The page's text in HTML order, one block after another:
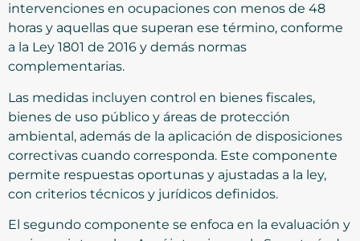
intervenciones en ocupaciones con menos de 48
horas y aquellas que superan ese término, conforme
a la Ley 1801 de 2016 y demás normas
complementarias.
Las medidas incluyen control en bienes fiscales,
bienes de uso público y áreas de protección
ambiental, además de la aplicación de disposiciones
correctivas cuando corresponda. Este componente
permite respuestas oportunas y ajustadas a la ley,
con criterios técnicos y jurídicos definidos.
El segundo componente se enfoca en la evaluación y